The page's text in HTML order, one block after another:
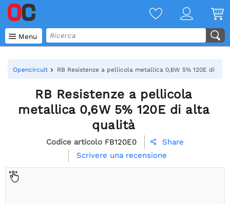
 Menu
Opencircuit RB Resistenze a pellicola metallica 0,6W 5% 120E di
RB Resistenze a pellicola
metallica 0,6W 5% 120E di alta
qualità
Codice articolo FB120E0 
Share
Scrivere una recensione